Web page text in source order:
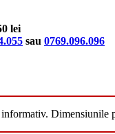
lei
sau 0769.096.096